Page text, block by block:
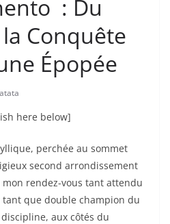
: Du
Conquête
Épopée
here below]
perchée au sommet
second arrondissement
rendez-vous tant attendu
tant que double champion du
aux côtés du